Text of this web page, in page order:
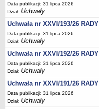
Jednostki organizacyjne,
Jednostki pomocnicze -
Sesje Rady Gminy Rypin
PRAWO LOKALNE
Statut
Strategia rozwoju
Projekty uchwał
Data publikacji: 31 lipca 2026
Dział: Uchwały
Uchwała nr XXVI/193/26
Data publikacji: 31 lipca 2026
Dział: Uchwały
Uchwała nr XXVI/192/26
Data publikacji: 31 lipca 2026
Dział: Uchwały
Uchwała nr XXVI/191/26
Data publikacji: 31 lipca 2026
Dział: Uchwały